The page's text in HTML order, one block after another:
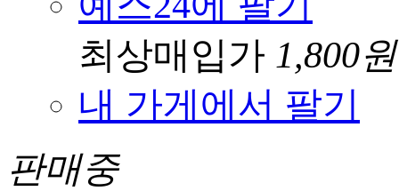
최상매입가 1,800원
내 가게에서 팔기
판매중